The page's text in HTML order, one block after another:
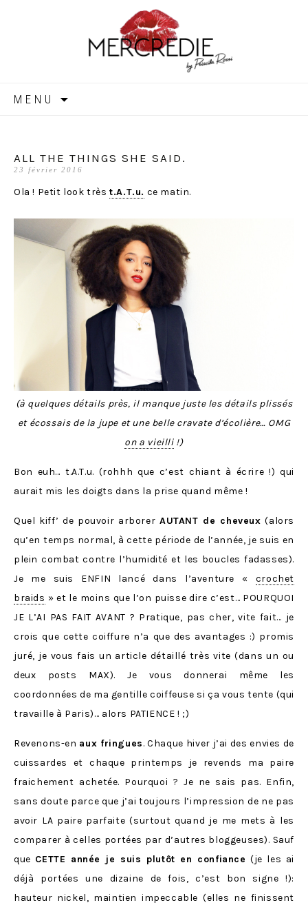
MERCREDIE
MENU
ALL THE THINGS SHE SAID.
23 février 2016
Ola ! Petit look trèst.A.T.u. ce matin.
(à quelques détails près, il manque juste les détails plissés
et écossais de la jupe et une belle cravate d’écolière… OMG
on a vieilli!)
Bon euh… t.A.T.u. (rohhh que c’est chiant à écrire !) qui
aurait mis les doigts dans la prise quand même !
Quel kiff’ de pouvoir arborer AUTANT de cheveux (alors
qu’en temps normal, à cette période de l’année, je suis en
plein combat contre l’humidité et les boucles fadasses).
Je me suis ENFIN lancé dans l’aventure « crochet
braids » et le moins que l’on puisse dire c’est… POURQUOI
JE L’AI PAS FAIT AVANT ? Pratique, pas cher, vite fait… je
crois que cette coiffure n’a que des avantages :) promis
juré, je vous fais un article détaillé très vite (dans un ou
deux posts MAX). Je vous donnerai même les
coordonnées de ma gentille coiffeuse si ça vous tente (qui
travaille à Paris)… alors PATIENCE ! ;)
Revenons-en aux fringues. Chaque hiver j’ai des envies de
cuissardes et chaque printemps je revends ma paire
fraichement achetée. Pourquoi ? Je ne sais pas. Enfin,
sans doute parce que j’ai toujours l’impression de ne pas
avoir LA paire parfaite (surtout quand je me mets à les
comparer à celles portées par d’autres bloggeuses). Sauf
que CETTE année je suis plutôt en confiance (je les ai
déjà portées une dizaine de fois, c’est bon signe !):
hauteur nickel, maintien impeccable (elles ne finissent